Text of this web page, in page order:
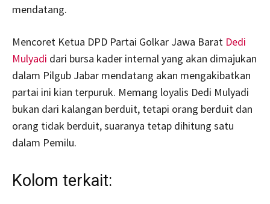
mendatang.
Mencoret Ketua DPD Partai Golkar Jawa Barat Dedi
Mulyadi dari bursa kader internal yang akan dimajukan
dalam Pilgub Jabar mendatang akan mengakibatkan
partai ini kian terpuruk. Memang loyalis Dedi Mulyadi
bukan dari kalangan berduit, tetapi orang berduit dan
orang tidak berduit, suaranya tetap dihitung satu
dalam Pemilu.
Kolom terkait: